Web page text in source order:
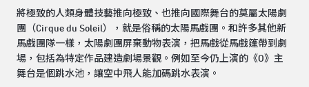
將極致的人類身體技藝推向極致、也推向國際舞台的莫屬太陽劇
團（Cirque du Soleil），就是俗稱的太陽馬戲團。和許多其他新
馬戲團隊一樣，太陽劇團屏棄動物表演，把馬戲從馬戲篷帶到劇
場，包括為特定作品建造劇場景觀。例如至今仍上演的《O》主
舞台是個跳水池，讓空中飛人能加碼跳水表演。